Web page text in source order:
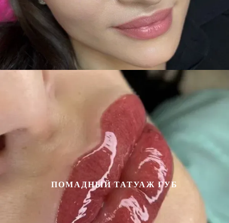
ПОМАДНЫЙ ТАТУАЖ ГУБ